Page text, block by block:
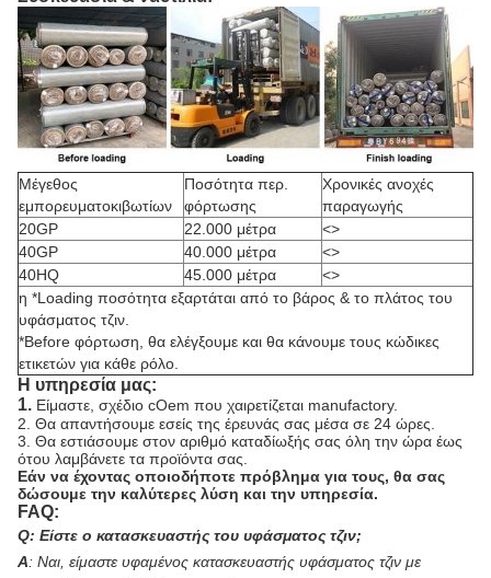
Μέγεθος
εμπορευματοκιβωτίων
Ποσότητα περ.
φόρτωσης
Χρονικές ανοχές
παραγωγής
20GP
22.000 μέτρα
<>
40GP
40.000 μέτρα
<>
40HQ
45.000 μέτρα
<>
η *Loading ποσότητα εξαρτάται από το βάρος & το πλάτος του
υφάσματος τζιν.
*Before φόρτωση, θα ελέγξουμε και θα κάνουμε τους κώδικες
ετικετών για κάθε ρόλο.
Η υπηρεσία μας:
1. Είμαστε, σχέδιο cOem που χαιρετίζεται manufactory.
2. Θα απαντήσουμε εσείς της έρευνάς σας μέσα σε 24 ώρες.
3. Θα εστιάσουμε στον αριθμό καταδίωξής σας όλη την ώρα έως
ότου λαμβάνετε τα προϊόντα σας.
Εάν να έχοντας οποιοδήποτε πρόβλημα για τους, θα σας
δώσουμε την καλύτερες λύση και την υπηρεσία.
FAQ:
Q: Είστε ο κατασκευαστής του υφάσματος τζιν;
Α: Ναι, είμαστε υφαμένος κατασκευαστής υφάσματος τζιν με